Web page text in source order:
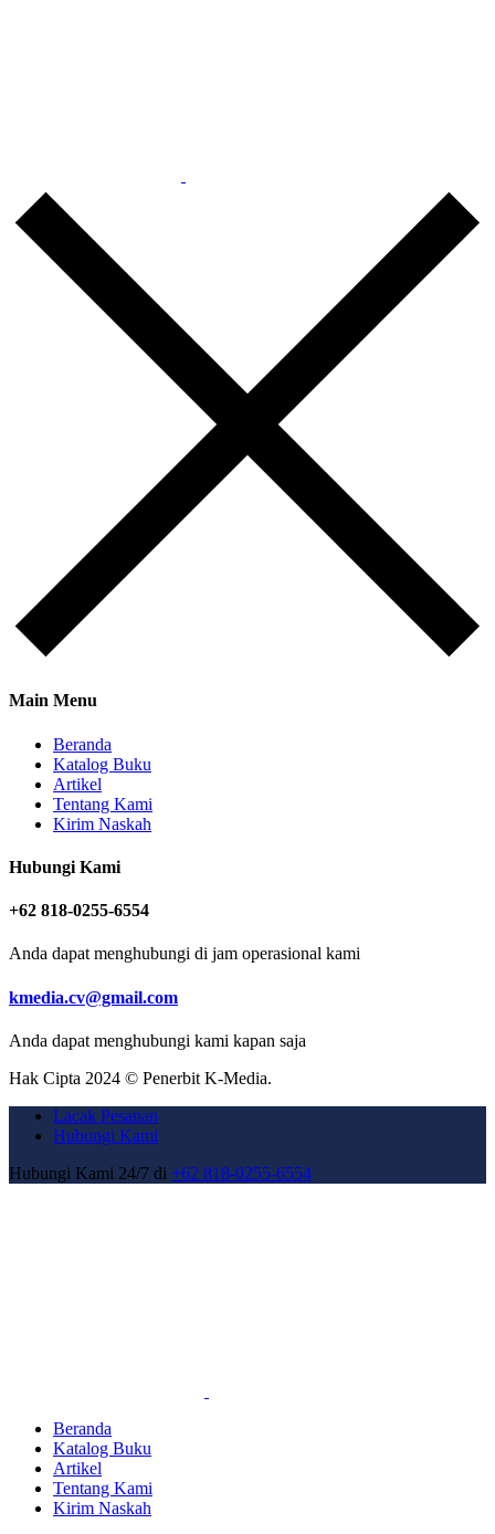
Main Menu
Beranda
Katalog Buku
Artikel
Tentang Kami
Kirim Naskah
Hubungi Kami
+62 818-0255-6554
Anda dapat menghubungi di jam operasional kami
kmedia.cv@gmail.com
Anda dapat menghubungi kami kapan saja
Hak Cipta 2024 © Penerbit K-Media.
Lacak Pesanan
Hubungi Kami
Hubungi Kami 24/7 di +62 818-0255-6554
Beranda
Katalog Buku
Artikel
Tentang Kami
Kirim Naskah